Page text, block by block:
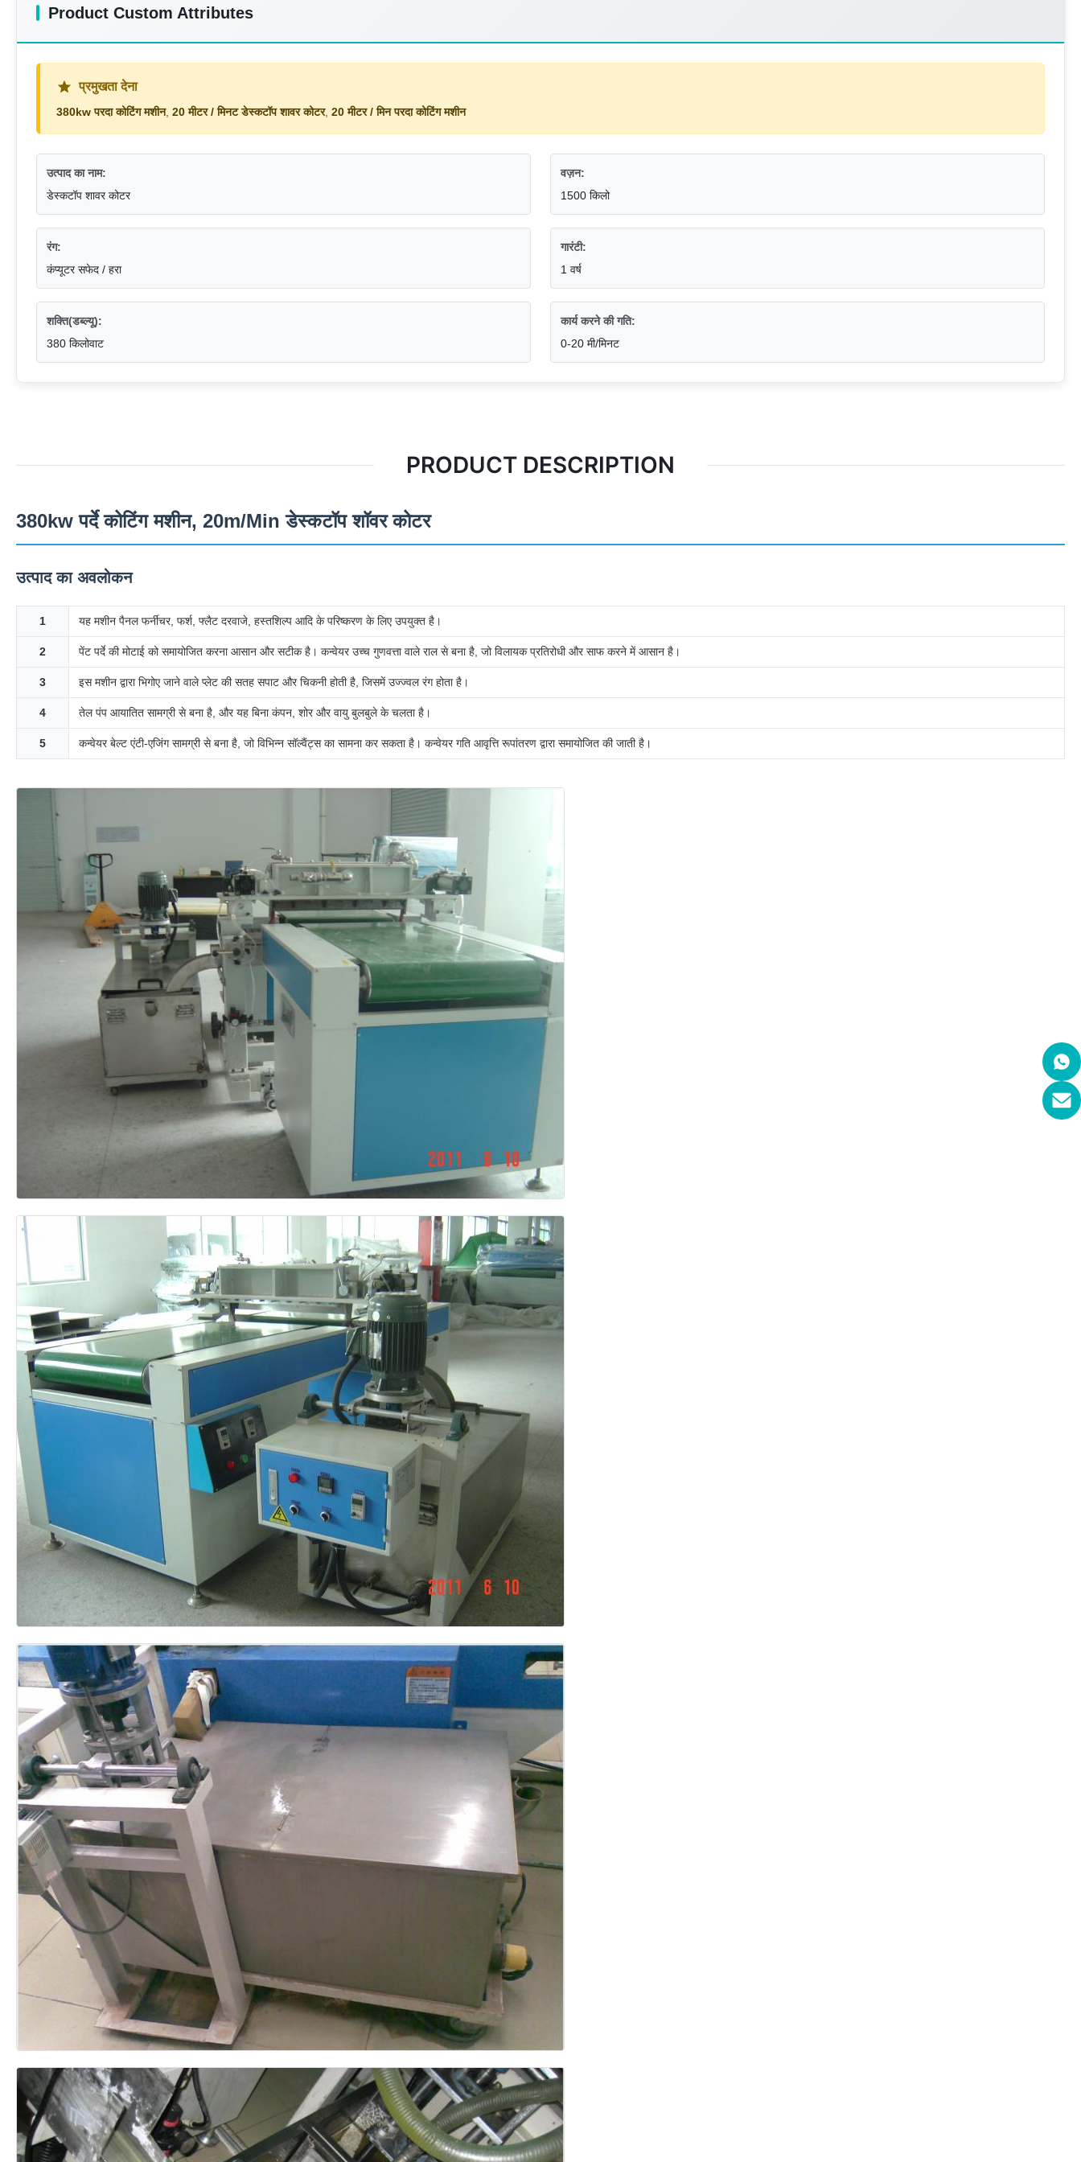
Product Custom Attributes
प्रमुखता देना
380kw परदा कोटिंग मशीन, 20 मीटर / मिनट डेस्कटॉप शावर कोटर, 20 मीटर / मिन परदा कोटिंग मशीन
उत्पाद का नाम:
डेस्कटॉप शावर कोटर
वज़न:
1500 किलो
रंग:
कंप्यूटर सफेद / हरा
गारंटी:
1 वर्ष
शक्ति(डब्ल्यू):
380 किलोवाट
कार्य करने की गति:
0-20 मी/मिनट
PRODUCT DESCRIPTION
380kw पर्दे कोटिंग मशीन, 20m/Min डेस्कटॉप शॉवर कोटर
उत्पाद का अवलोकन
1 यह मशीन पैनल फर्नीचर, फर्श, फ्लैट दरवाजे, हस्तशिल्प आदि के परिष्करण के लिए उपयुक्त है।
2 पेंट पर्दे की मोटाई को समायोजित करना आसान और सटीक है। कन्वेयर उच्च गुणवत्ता वाले राल से बना है, जो विलायक प्रतिरोधी और साफ करने में आसान है।
3 इस मशीन द्वारा भिगोए जाने वाले प्लेट की सतह सपाट और चिकनी होती है, जिसमें उज्ज्वल रंग होता है।
4 तेल पंप आयातित सामग्री से बना है, और यह बिना कंपन, शोर और वायु बुलबुले के चलता है।
5 कन्वेयर बेल्ट एंटी-एजिंग सामग्री से बना है, जो विभिन्न सॉल्वैंट्स का सामना कर सकता है। कन्वेयर गति आवृत्ति रूपांतरण द्वारा समायोजित की जाती है।